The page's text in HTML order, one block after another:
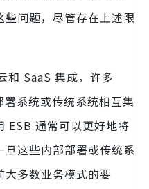
问题，尽管存在上述限
和 SaaS 集成，许多
系统或传统系统相互集
ESB 通常可以更好地将
这些内部部署或传统系
多数业务模式的要